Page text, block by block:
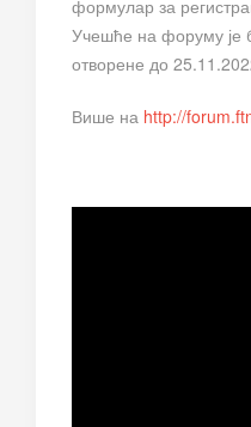
формулар за
Учешће на форуму је
отворене до
Више на http://